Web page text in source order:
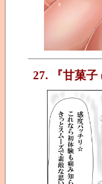
27. 『甘菓